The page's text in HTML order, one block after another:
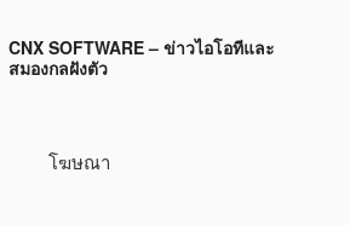
CNX SOFTWARE – ข่าวไอโอทีและ
สมองกลฝังตัว
โฆษณา